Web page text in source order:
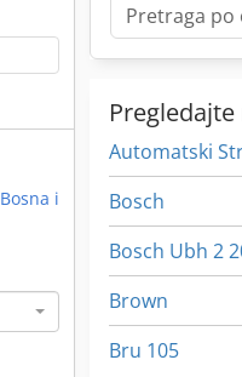
Bosna i
Bosch
Bosch Ubh 2
Brown
Bru 105